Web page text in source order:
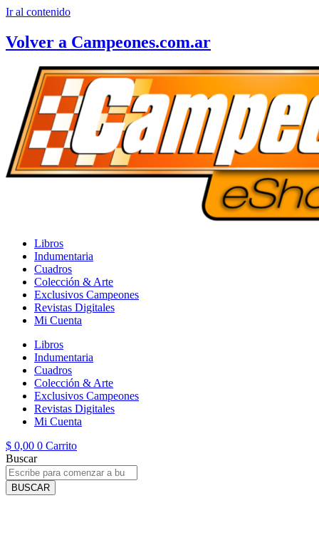
Ir al contenido
Volver a Campeones.com.ar
Libros
Indumentaria
Cuadros
Colección & Arte
Exclusivos Campeones
Revistas Digitales
Mi Cuenta
Libros
Indumentaria
Cuadros
Colección & Arte
Exclusivos Campeones
Revistas Digitales
Mi Cuenta
$ 0,00 0 Carrito
Buscar
BUSCAR